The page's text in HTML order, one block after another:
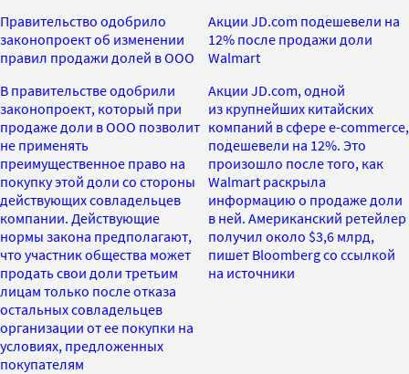
Правительство одобрило
законопроект об изменении
правил продажи долей в ООО
В правительстве одобрили
законопроект, который при
продаже доли в ООО позволит
не применять
преимущественное право на
покупку этой доли со стороны
действующих совладельцев
компании. Действующие
нормы закона предполагают,
что участник общества может
продать свои доли третьим
лицам только после отказа
остальных совладельцев
организации от ее покупки на
условиях, предложенных
покупателям
Акции JD.com подешевели на
12% после продажи доли
Walmart
Акции JD.com, одной
из крупнейших китайских
компаний в сфере e-commerce,
подешевели на 12%. Это
произошло после того, как
Walmart раскрыла
информацию о продаже доли
в ней. Американский ретейлер
получил около $3,6 млрд,
пишет Bloomberg со ссылкой
на источники